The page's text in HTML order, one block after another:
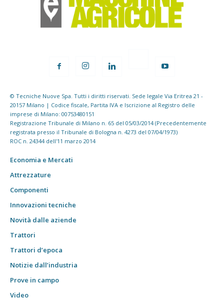
© Tecniche Nuove Spa. Tutti i diritti riservati. Sede legale Via Eritrea 21 -
20157 Milano | Codice fiscale, Partita IVA e Iscrizione al Registro delle
imprese di Milano: 00753480151
Registrazione Tribunale di Milano n. 65 del 05/03/2014 (Precedentemente
registrata presso il Tribunale di Bologna n. 4273 del 07/04/1973)
ROC n. 24344 dell'11 marzo 2014
Economia e Mercati
Attrezzature
Componenti
Innovazioni tecniche
Novità dalle aziende
Trattori
Trattori d’epoca
Notizie dall’industria
Prove in campo
Video